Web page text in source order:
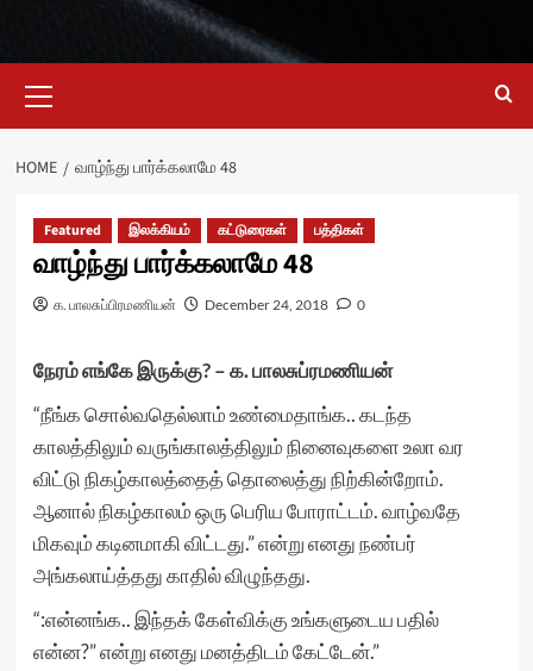
Menu
HOME வாழ்ந்து பார்க்கலாமே 48
Featured இலக்கியம் கட்டுரைகள் பத்திகள்
வாழ்ந்து பார்க்கலாமே 48
க. பாலசுப்பிரமணியன் December 24, 2018 0
நேரம் எங்கே இருக்கு? – க. பாலசுப்ரமணியன்
“நீங்க சொல்வதெல்லாம் உண்மைதாங்க.. கடந்த
காலத்திலும் வருங்காலத்திலும் நினைவுகளை உலா வர
விட்டு நிகழ்காலத்தைத் தொலைத்து நிற்கின்றோம்.
ஆனால் நிகழ்காலம் ஒரு பெரிய போராட்டம். வாழ்வதே
மிகவும் கடினமாகி விட்டது.” என்று எனது நண்பர்
அங்கலாய்த்தது காதில் விழுந்தது.
“:என்னங்க.. இந்தக் கேள்விக்கு உங்களுடைய பதில்
என்ன?” என்று எனது மனத்திடம் கேட்டேன்.”